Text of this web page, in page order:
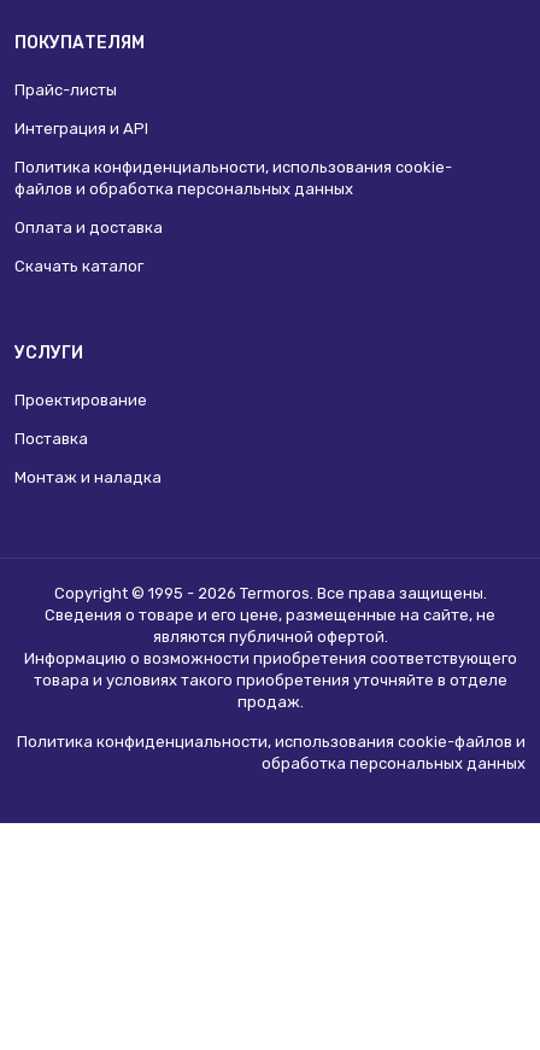
ПОКУПАТЕЛЯМ
Прайс-листы
Интеграция и API
Политика конфиденциальности, использования сookie-
файлов и обработка персональных данных
Оплата и доставка
Скачать каталог
УСЛУГИ
Проектирование
Поставка
Монтаж и наладка
Copyright © 1995 - 2026 Termoros. Все права защищены.
Сведения о товаре и его цене, размещенные на сайте, не
являются публичной офертой.
Информацию о возможности приобретения соответствующего
товара и условиях такого приобретения уточняйте в отделе
продаж.
Политика конфиденциальности, использования сookie-файлов и
обработка персональных данных